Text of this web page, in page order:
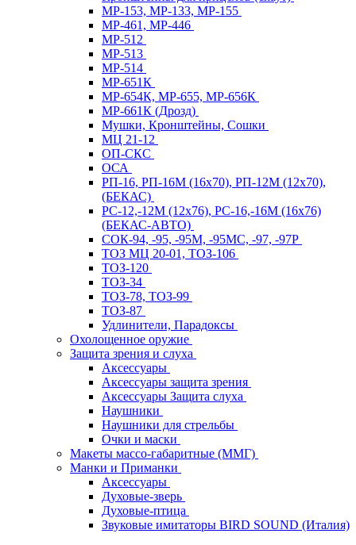
МР-153, МР-133, МР-155
МР-461, МР-446
МР-512
МР-513
МР-514
МР-651К
МР-654К, МР-655, МР-656К
МР-661К (Дрозд)
Мушки, Кронштейны, Сошки
МЦ 21-12
ОП-СКС
ОСА
РП-16, РП-16М (16х70), РП-12М (12х70),
(БЕКАС)
РС-12,-12М (12х76), РС-16,-16М (16х76)
(БЕКАС-АВТО)
СОК-94, -95, -95М, -95МС, -97, -97Р
ТОЗ МЦ 20-01, ТОЗ-106
ТОЗ-120
ТОЗ-34
ТОЗ-78, ТОЗ-99
ТОЗ-87
Удлинители, Парадоксы
Охолощенное оружие
Защита зрения и слуха
Аксессуары
Аксессуары защита зрения
Аксессуары Защита слуха
Наушники
Наушники для стрельбы
Очки и маски
Макеты массо-габаритные (ММГ)
Манки и Приманки
Аксессуары
Духовые-зверь
Духовые-птица
Звуковые имитаторы BIRD SOUND (Италия)